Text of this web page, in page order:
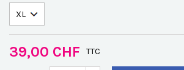
39,00 CHF TTC